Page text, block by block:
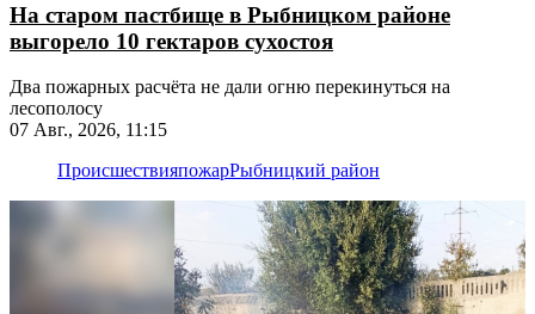
На старом пастбище в Рыбницком районе
выгорело 10 гектаров сухостоя
Два пожарных расчёта не дали огню перекинуться на
лесополосу
07 Авг., 2026, 11:15
ПроисшествияпожарРыбницкий район